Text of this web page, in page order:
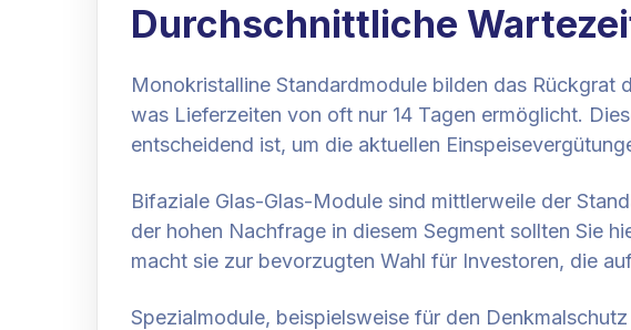
Durchschnittliche
Monokristalline Standardmodule bilden das
was Lieferzeiten von oft nur 14 Tagen ermöglicht.
entscheidend ist, um die aktuellen
Bifaziale Glas-Glas-Module sind mittlerweile der
der hohen Nachfrage in diesem Segment sollten Sie
macht sie zur bevorzugten Wahl für Investoren, die
Spezialmodule, beispielsweise für den